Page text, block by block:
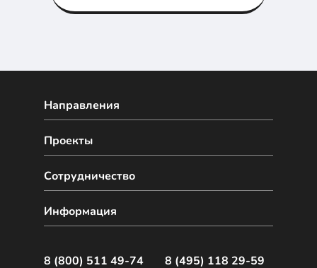
Направления
Сотрудничество
Проекты
Информация
8 (800) 511 49-74 8 (495) 118 29-59